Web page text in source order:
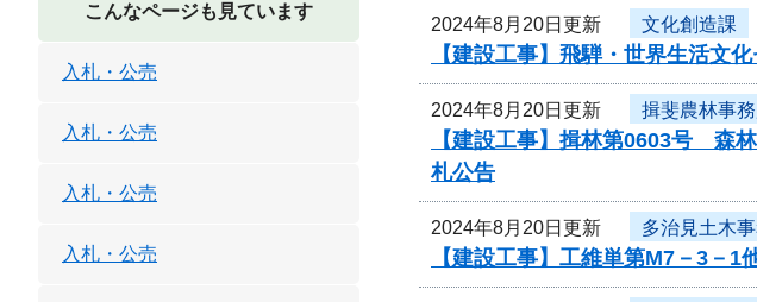
2024年8月20日更新 文化創造課
【建設工事】飛騨・世界生活文
2024年8月20日更新 揖斐農林事
【建設工事】揖林第0603号 森
札公告
2024年8月20日更新 多治見土木
【建設工事】工維単第M7－3
こんなページも見ています
入札・公売
入札・公売
入札・公売
入札・公売